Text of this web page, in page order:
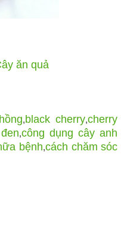
ăn quả
,black cherry,cherry
,công dụng cây anh
bệnh,cách chăm sóc